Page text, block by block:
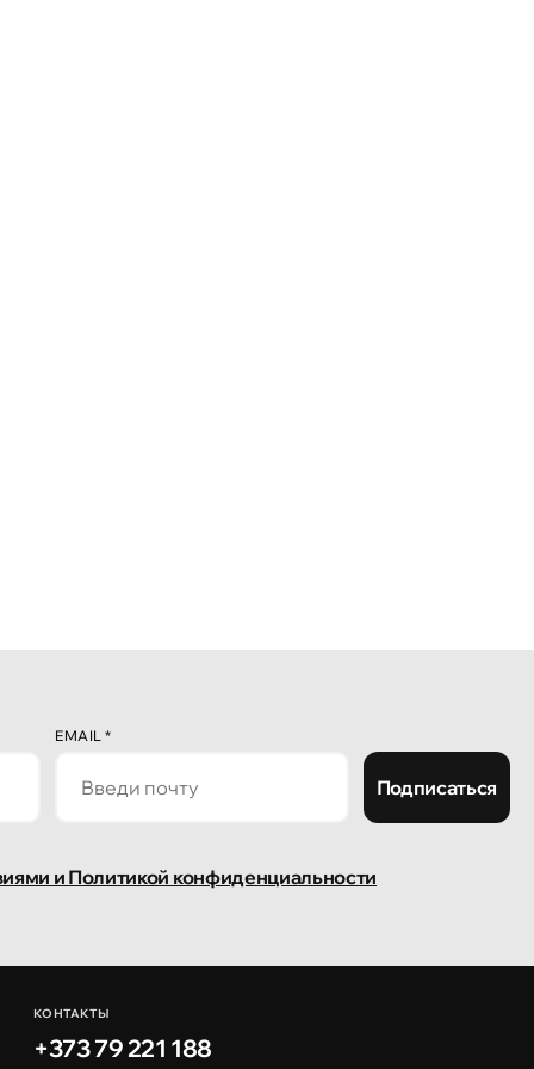
EMAIL*
Подписаться
и Политикой конфиденциальности
КОНТАКТЫ
+373 79 221 188